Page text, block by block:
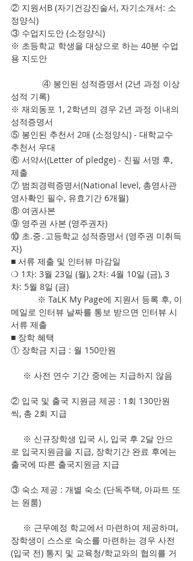
② 지원서B (자기건강진술서, 자기소개서: 소
정양식)
③ 수업지도안 (소정양식)
※ 초등학교 학생을 대상으로 하는 40분 수업
용 지도안
성적 기록)
※ 재외동포 1, 2학년의 경우 2년 과정 이내의
성적증명서
⑤ 봉인된 추천서 2매 (소정양식) - 대학교수
추천서 우대
⑥ 서약서(Letter of pledge) - 친필 서명 후,
제출
⑦ 범죄경력증명서(National level, 총영사관
영사확인 필수, 유효기간 6개월)
⑧ 여권사본
⑨ 영주권 사본 (영주권자)
⑩ 초.중․고등학교 성적증명서 (영주권 미취득
자)
■ 서류 제출 및 인터뷰 마감일
❍ 1차: 3월 23일 (월), 2차: 4월 10일 (금), 3
차: 5월 8일 (금)
메일로 인터뷰 날짜를 통보 받으면 인터뷰 시
서류 제출
■ 장학 혜택
① 장학금 지급 : 월 150만원
     ※ 사전 연수 기간 중에는 지급하지 않음
② 입국 및 출국 지원금 제공 : 1회 130만원
씩, 총 2회 지급
로 입국지원금을 지급, 장학기간 완료 후에는
출국에 따른 출국지원금 지급
③ 숙소 제공 : 개별 숙소 (단독주택, 아파트 또
는 원룸)
장학생이 스스로 숙소를 마련하는 경우 사전
(입국 전) 통지 및 교육청/학교와의 협의를 거